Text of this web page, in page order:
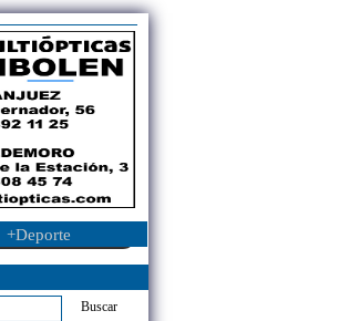
+Deporte